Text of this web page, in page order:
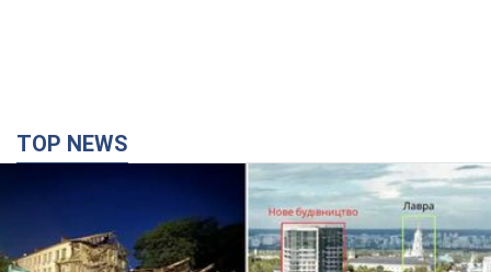
TOP NEWS